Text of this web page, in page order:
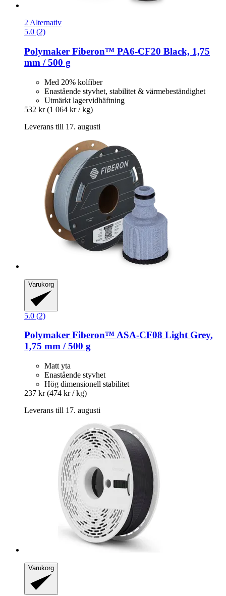
2 Alternativ
5.0 (2)
Polymaker Fiberon™ PA6-​CF20 Black, 1,75
mm / 500 g
Med 20% kolfiber
Enastående styvhet, stabilitet & värmebeständighet
Utmärkt lagervidhäftning
532 kr (1 064 kr / kg)
Leverans till 17. augusti
Varukorg
5.0 (2)
Polymaker Fiberon™ ASA-​CF08 Light Grey,
1,75 mm / 500 g
Matt yta
Enastående styvhet
Hög dimensionell stabilitet
237 kr (474 kr / kg)
Leverans till 17. augusti
Varukorg